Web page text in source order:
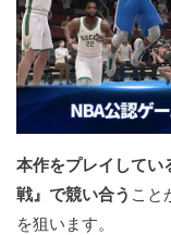
本作をプレイしてい
戦』で競い合う こと
を狙います。